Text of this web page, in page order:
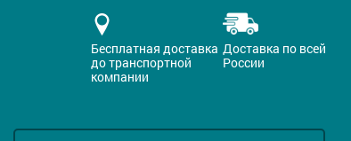
Бесплатная доставка
до транспортной
компании
Доставка по всей
России